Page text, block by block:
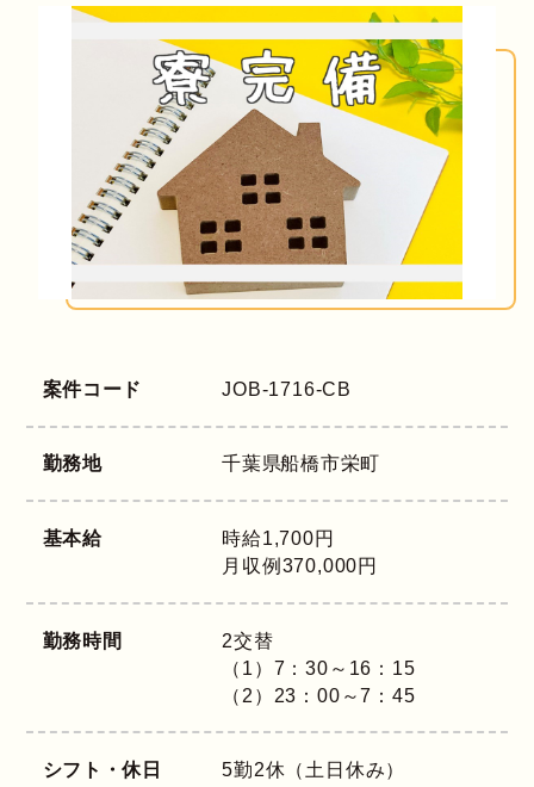
案件コード JOB-1716-CB
勤務地 千葉県船橋市栄町
基本給
時給1,700円
月収例370,000円
勤務時間
2交替
（1）7：30～16：15
（2）23：00～7：45
シフト・休日 5勤2休（土日休み）